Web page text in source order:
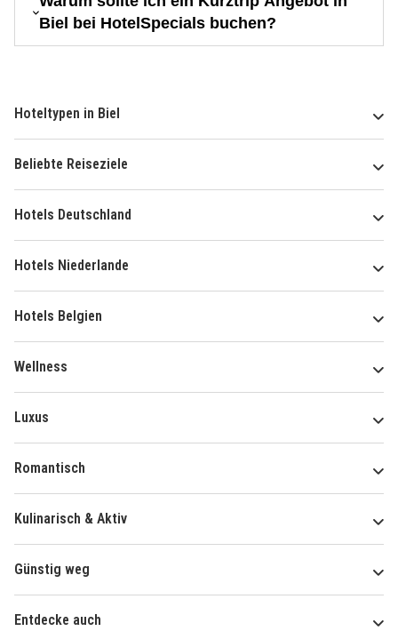
Biel bei HotelSpecials buchen?
Hoteltypen in Biel
Beliebte Reiseziele
Hotels Deutschland
Hotels Niederlande
Hotels Belgien
Wellness
Luxus
Romantisch
Kulinarisch & Aktiv
Günstig weg
Entdecke auch